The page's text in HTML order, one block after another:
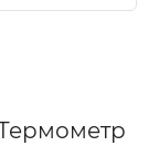
Термометр